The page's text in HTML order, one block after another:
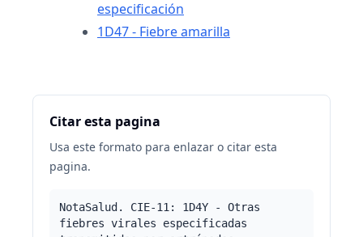
especificación
1D47 - Fiebre amarilla
Citar esta pagina
Usa este formato para enlazar o citar esta
pagina.
NotaSalud. CIE-11: 1D4Y - Otras
fiebres virales especificadas